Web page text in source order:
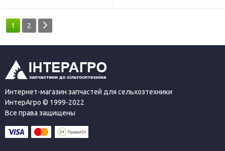
1 2
Интернет-магазин запчастей для сельхозтехники
ИнтерАгро © 1999-2022
Все права защищены